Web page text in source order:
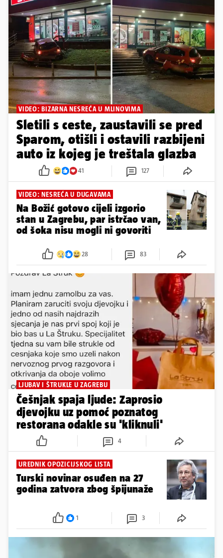
VIDEO: BIZARNA NESREĆA U MLINOVIMA
Sletili s ceste, zaustavili se pred
Sparom, otišli i ostavili razbijeni
auto iz kojeg je treštala glazba
41 127
VIDEO: NESREĆA U DUGAVAMA
Na Božić gotovo cijeli izgorio
stan u Zagrebu, par istrčao van,
od šoka nisu mogli ni govoriti
28 83
LJUBAV I ŠTRUKLE U ZAGREBU
Češnjak spaja ljude: Zaprosio
djevojku uz pomoć poznatog
restorana odakle su 'kliknuli'
4
UREDNIK OPOZICIJSKOG LISTA
Turski novinar osuđen na 27
godina zatvora zbog špijunaže
1 3